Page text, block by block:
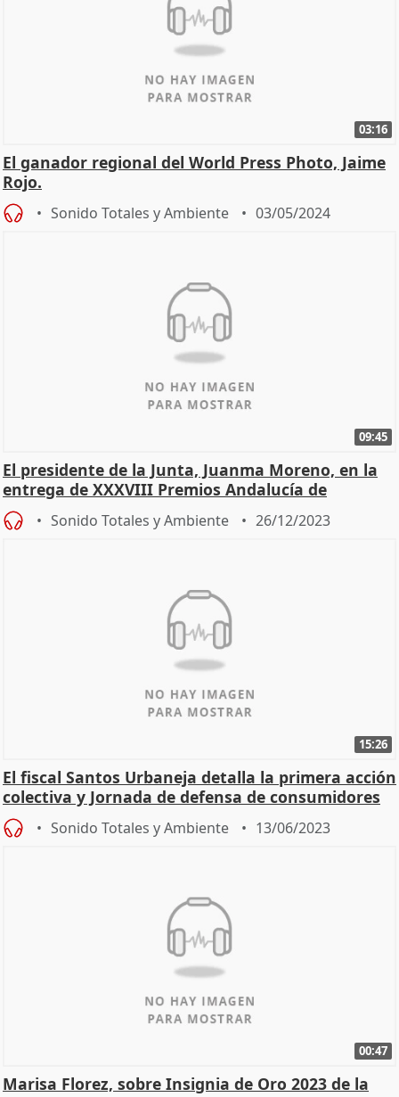
03:16
El ganador regional del World Press Photo, Jaime
Rojo.
Sonido Totales y Ambiente 03/05/2024
09:45
El presidente de la Junta, Juanma Moreno, en la
entrega de XXXVIII Premios Andalucía de
Periodismo
Sonido Totales y Ambiente 26/12/2023
15:26
El fiscal Santos Urbaneja detalla la primera acción
colectiva y Jornada de defensa de consumidores
Sonido Totales y Ambiente 13/06/2023
00:47
Marisa Florez, sobre Insignia de Oro 2023 de la